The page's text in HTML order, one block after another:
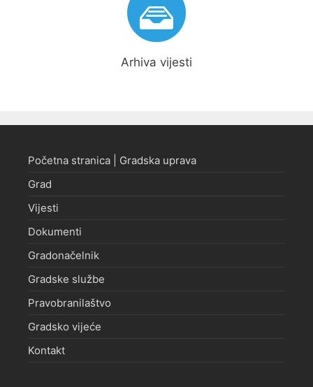
Arhiva vijesti
Početna stranica | Gradska uprava
Grad
Vijesti
Dokumenti
Gradonačelnik
Gradske službe
Pravobranilaštvo
Gradsko vijeće
Kontakt